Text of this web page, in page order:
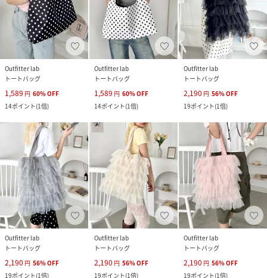
Outfitter lab
トートバッグ
1,589 円 60%OFF
14ポイント(1倍)
Outfitter lab
トートバッグ
1,589 円 60%OFF
14ポイント(1倍)
Outfitter lab
トートバッグ
2,190 円 56%OFF
19ポイント(1倍)
Outfitter lab
トートバッグ
2,190 円 56%OFF
19ポイント(1倍)
Outfitter lab
トートバッグ
2,190 円 56%OFF
19ポイント(1倍)
Outfitter lab
トートバッグ
2,190 円 56%OFF
19ポイント(1倍)